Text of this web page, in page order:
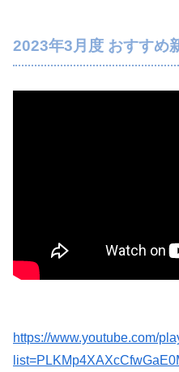
2023年3月度 おすすめ
https://www.youtube.com/